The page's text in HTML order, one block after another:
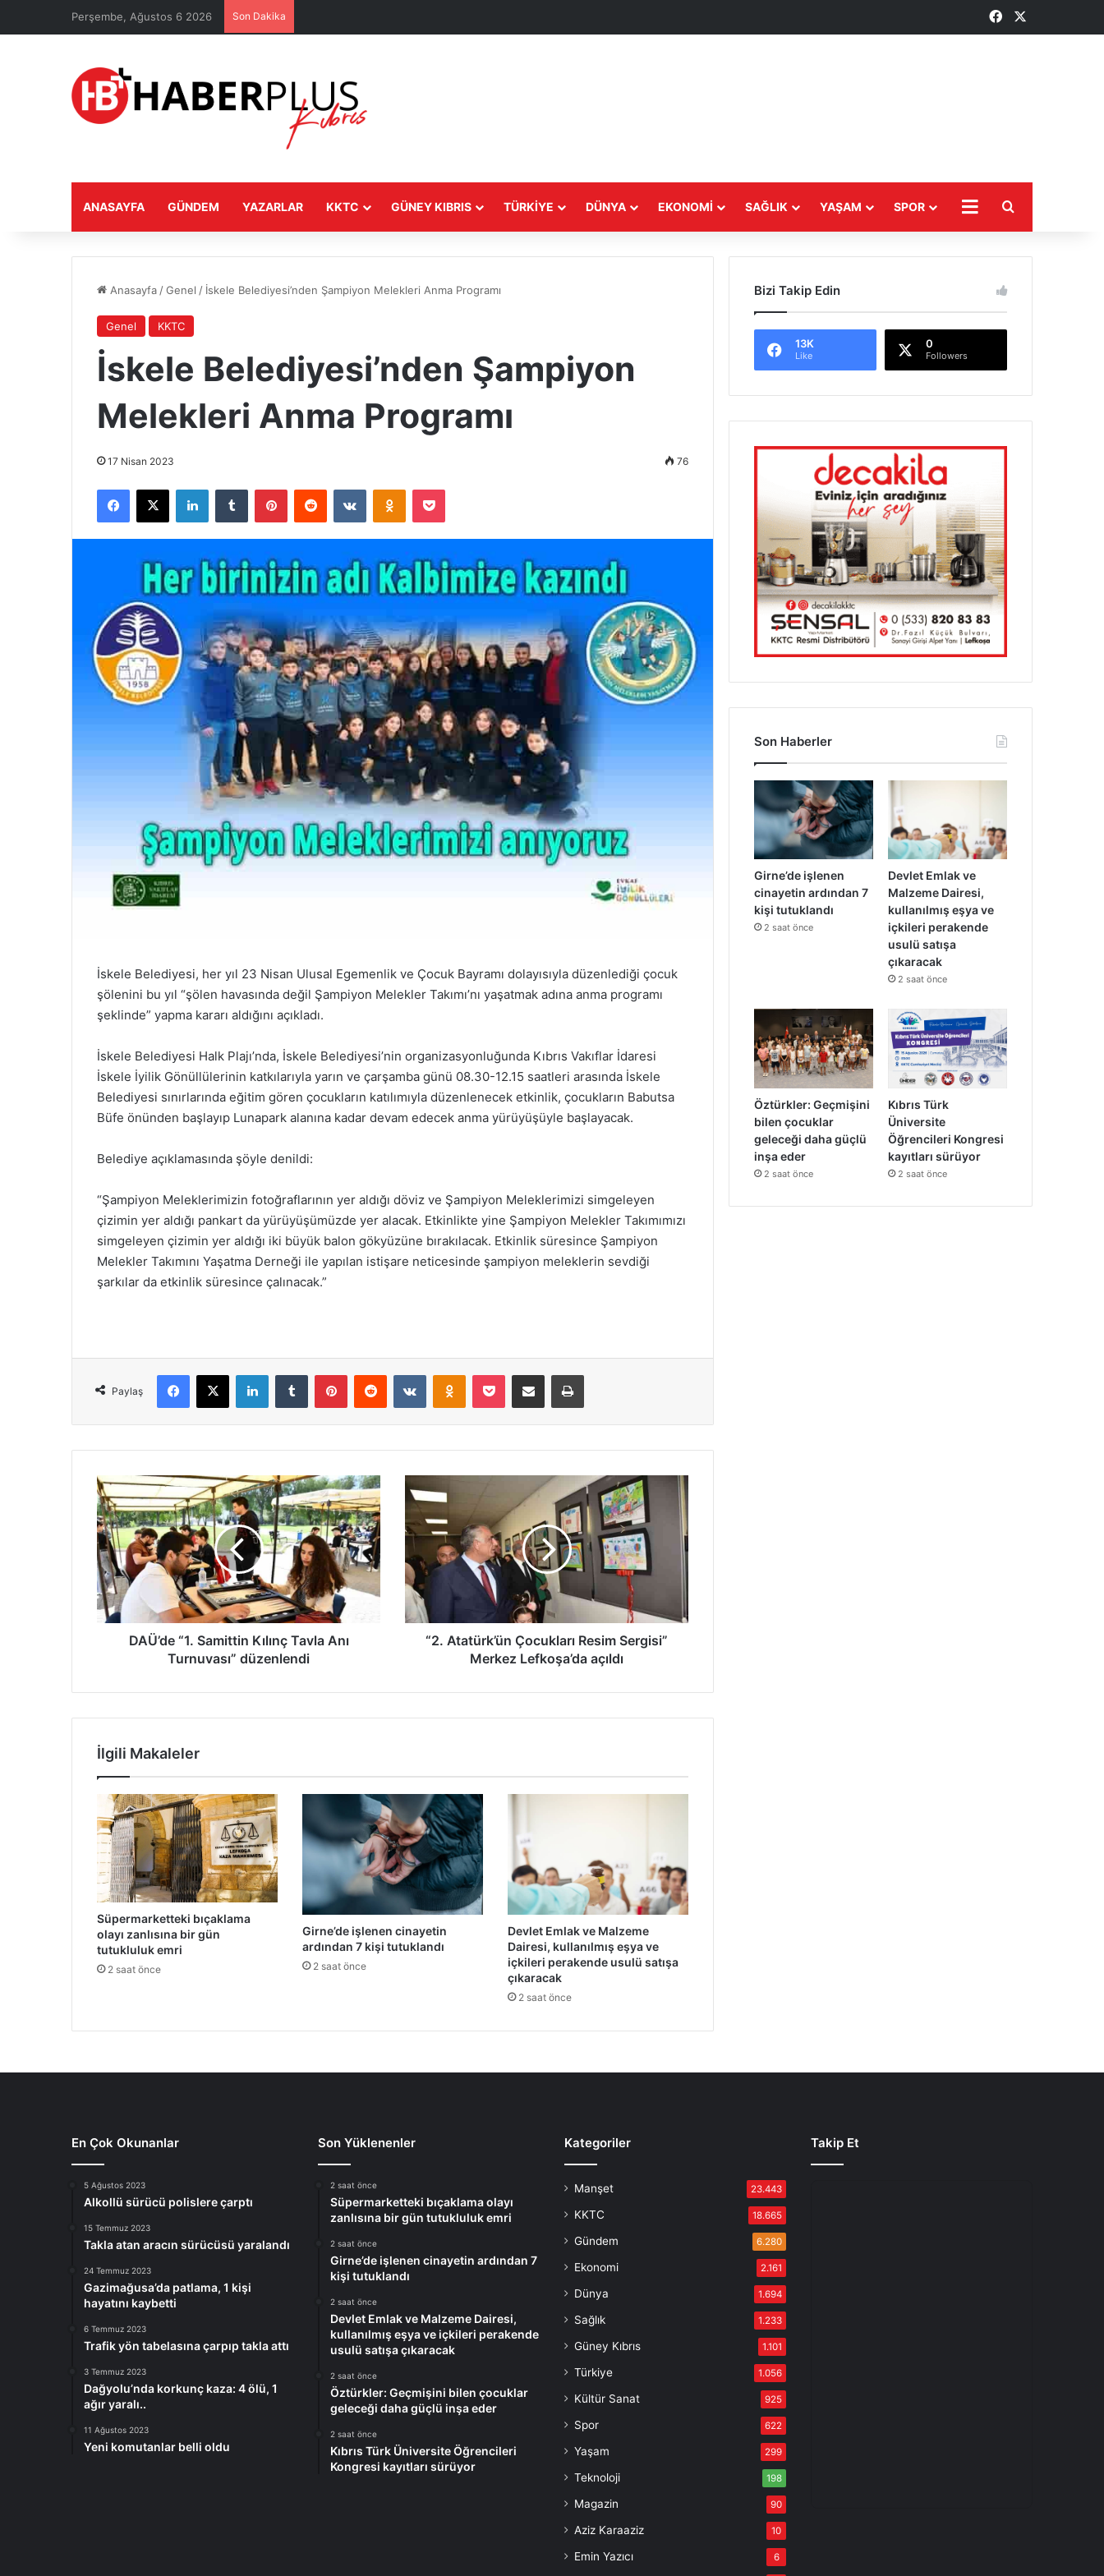
Perşembe, Ağustos 6 2026 Son Dakika Facebook
ANASAYFA GÜNDEM YAZARLAR KKTC GÜNEY KIBRIS TÜRKIYE DÜNYA EKONOMI SAĞLIK YAŞAM SPOR DAHA
Anasayfa /Genel / İskele Belediyesi’nden Şampiyon Melekleri Anma Programı
Genel KKTC
İskele Belediyesi’nden Şampiyon
Melekleri Anma Programı
17 Nisan 2023 76
İskele Belediyesi, her yıl 23 Nisan Ulusal Egemenlik ve Çocuk Bayramı dolayısıyla düzenlediği çocuk
şölenini bu yıl “şölen havasında değil Şampiyon Melekler Takımı’nı yaşatmak adına anma programı
şeklinde” yapma kararı aldığını açıkladı.
İskele Belediyesi Halk Plajı’nda, İskele Belediyesi’nin organizasyonluğunda Kıbrıs Vakıflar İdaresi
İskele İyilik Gönüllülerinin katkılarıyla yarın ve çarşamba günü 08.30-12.15 saatleri arasında İskele
Belediyesi sınırlarında eğitim gören çocukların katılımıyla düzenlenecek etkinlik, çocukların Babutsa
Büfe önünden başlayıp Lunapark alanına kadar devam edecek anma yürüyüşüyle başlayacak.
Belediye açıklamasında şöyle denildi:
“Şampiyon Meleklerimizin fotoğraflarının yer aldığı döviz ve Şampiyon Meleklerimizi simgeleyen
çizimin yer aldığı pankart da yürüyüşümüzde yer alacak. Etkinlikte yine Şampiyon Melekler Takımımızı
simgeleyen çizimin yer aldığı iki büyük balon gökyüzüne bırakılacak. Etkinlik süresince Şampiyon
Melekler Takımını Yaşatma Derneği ile yapılan istişare neticesinde şampiyon meleklerin sevdiği
şarkılar da etkinlik süresince çalınacak.”
Paylaş
D
A
Ü
’
d
e
“
1
i
i
n
K
ı
n
ç
T
a
v
l
a
A
u
n
s
d
ü
z
e
l
e
n
d
i
DAÜ’de “1. Samittin Kılınç Tavla Anı
Turnuvası” düzenlendi
“
2
.
A
a
t
ü
r
n
k
l
r
ı
R
e
s
i
m
S
s
”
k
e
f
o
ş
d
a
ı
l
ı
“2. Atatürk’ün Çocukları Resim Sergisi”
Merkez Lefkoşa’da açıldı
İlgili Makaleler
Süpermarketteki bıçaklama
olayı zanlısına bir gün
tutukluluk emri
2 saat önce
Girne’de işlenen cinayetin
ardından 7 kişi tutuklandı
2 saat önce
Devlet Emlak ve Malzeme
Dairesi, kullanılmış eşya ve
içkileri perakende usulü satışa
çıkaracak
2 saat önce
Bizi Takip Edin
13K
Like
0
Followers
Son Haberler
Girne’de işlenen
cinayetin ardından 7
kişi tutuklandı
2 saat önce
Devlet Emlak ve
Malzeme Dairesi,
kullanılmış eşya ve
içkileri perakende
usulü satışa
çıkaracak
2 saat önce
Öztürkler: Geçmişini
bilen çocuklar
geleceği daha güçlü
inşa eder
2 saat önce
Kıbrıs Türk
Üniversite
Öğrencileri Kongresi
kayıtları sürüyor
2 saat önce
En Çok Okunanlar
5 Ağustos 2023
Alkollü sürücü polislere çarptı
15 Temmuz 2023
Takla atan aracın sürücüsü yaralandı
24 Temmuz 2023
Gazimağusa’da patlama, 1 kişi
hayatını kaybetti
6 Temmuz 2023
Trafik yön tabelasına çarpıp takla attı
3 Temmuz 2023
Dağyolu’nda korkunç kaza: 4 ölü, 1
ağır yaralı..
11 Ağustos 2023
Yeni komutanlar belli oldu
Son Yüklenenler
2 saat önce
Süpermarketteki bıçaklama olayı
zanlısına bir gün tutukluluk emri
2 saat önce
Girne’de işlenen cinayetin ardından 7
kişi tutuklandı
2 saat önce
Devlet Emlak ve Malzeme Dairesi,
kullanılmış eşya ve içkileri perakende
usulü satışa çıkaracak
2 saat önce
Öztürkler: Geçmişini bilen çocuklar
geleceği daha güçlü inşa eder
2 saat önce
Kıbrıs Türk Üniversite Öğrencileri
Kongresi kayıtları sürüyor
Kategoriler
Manşet 23.443
KKTC 18.665
Gündem 6.280
Ekonomi 2.161
Dünya 1.694
Sağlık 1.233
Güney Kıbrıs 1.101
Türkiye 1.056
Kültür Sanat 925
Spor 622
Yaşam 299
Teknoloji 198
Magazin 90
Aziz Karaaziz 10
Emin Yazıcı 6
Takip Et